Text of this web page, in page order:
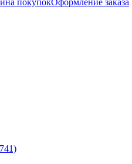
покупокОформление заказа